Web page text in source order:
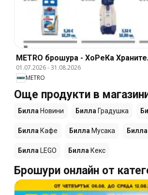
METRO брошура - ХоРеКа
01.07.2026-31.08.2026
METRO
Още продукти в
Билла Новини Билла Градушка
Билла Кафе Билла Мусака Билла
Билла LEGO Билла Кекс
Брошури онлайн от